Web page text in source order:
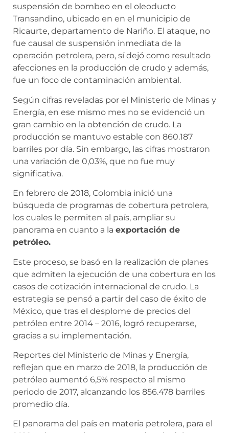
suspensión de bombeo en el oleoducto
Transandino, ubicado en en el municipio de
Ricaurte, departamento de Nariño. El ataque, no
fue causal de suspensión inmediata de la
operación petrolera, pero, sí dejó como resultado
afecciones en la producción de crudo y además,
fue un foco de contaminación ambiental.
Según cifras reveladas por el Ministerio de Minas y
Energía, en ese mismo mes no se evidenció un
gran cambio en la obtención de crudo. La
producción se mantuvo estable con 860.187
barriles por día. Sin embargo, las cifras mostraron
una variación de 0,03%, que no fue muy
significativa.
En febrero de 2018, Colombia inició una
búsqueda de programas de cobertura petrolera,
los cuales le permiten al país, ampliar su
panorama en cuanto a la exportación de
petróleo.
Este proceso, se basó en la realización de planes
que admiten la ejecución de una cobertura en los
casos de cotización internacional de crudo. La
estrategia se pensó a partir del caso de éxito de
México, que tras el desplome de precios del
petróleo entre 2014 – 2016, logró recuperarse,
gracias a su implementación.
Reportes del Ministerio de Minas y Energía,
reflejan que en marzo de 2018, la producción de
petróleo aumentó 6,5% respecto al mismo
periodo de 2017, alcanzando los 856.478 barriles
promedio día.
El panorama del país en materia petrolera, para el